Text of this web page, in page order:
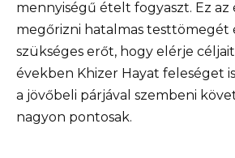
mennyiségű ételt fogyaszt. Ez
megőrizni hatalmas testtömegét
szükséges erőt, hogy elérje
években Khizer Hayat feleséget
a jövőbeli párjával szembeni
nagyon pontosak.